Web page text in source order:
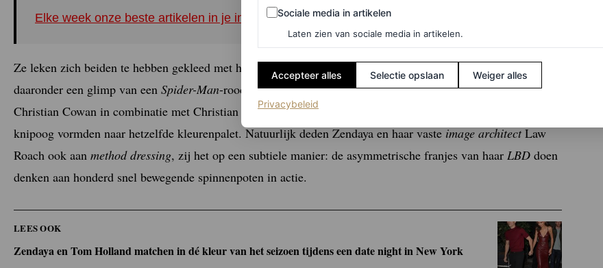
Elke week onze beste artikelen in je inbox? Schrijf je hier in voor de Vogue-nieuwsbrief
Ze leken zich beiden te hebben gekleed met hun partner in gedachten. Tom droeg een zwart Prada-pak met
daaronder een glimp van een Spider-Man-rood overhemd, terwijl Zendaya koos voor een zwarte mini-jurk van
Christian Cowan in combinatie met Christian Louboutin-hakken waarvan de scharlakenrode zolen een
knipoog vormden naar hetzelfde kleurenpalet. Natuurlijk deden Zendaya en haar vasteimage architectLaw
Roach ook aan method dressing, zij het op een subtiele manier: de asymmetrische franjes van haar LBD doen
denken aan honderd snel bewegende spinnenpoten in actie.
LEES OOK
Zendaya en Tom Holland matchen in dé kleur van het seizoen tijdens een date night in New York
Sociale media in artikelen
Sociale media in artikelen
Laten zien van sociale media in artikelen.
Accepteer alles Selectie opslaan Weiger alles
Privacybeleid